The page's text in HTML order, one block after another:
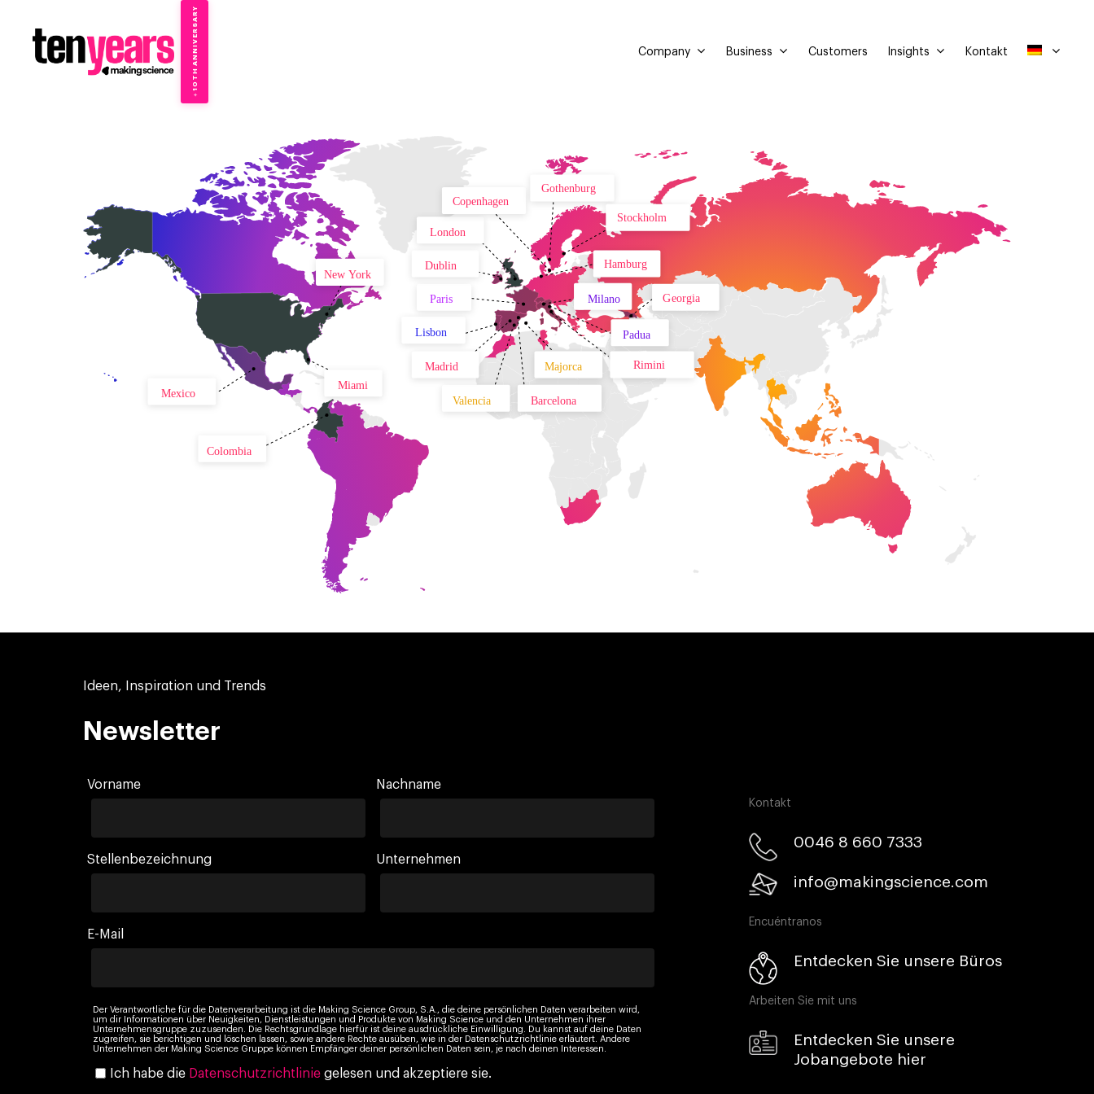
✦
10TH ANNIVERSARY Company Business Customers Insights Kontakt
Mexico
Colombia
New York
Miami
Valencia
Majorca
Madrid
Lisbon
Paris Milano
Padua
Barcelona
Rimini
Dublin
London
Georgia
Copenhagen
Gothenburg
Stockholm
Hamburg
Ideen, Inspiration und Trends
Newsletter
Vorname Nachname
Stellenbezeichnung Unternehmen
E-Mail
Der Verantwortliche für die Datenverarbeitung ist die Making Science Group, S.A., die deine persönlichen Daten verarbeiten wird,
um dir Informationen über Neuigkeiten, Dienstleistungen und Produkte von Making Science und den Unternehmen ihrer
Unternehmensgruppe zuzusenden. Die Rechtsgrundlage hierfür ist deine ausdrückliche Einwilligung. Du kannst auf deine Daten
zugreifen, sie berichtigen und löschen lassen, sowie andere Rechte ausüben, wie in der Datenschutzrichtlinie erläutert. Andere
Unternehmen der Making Science Gruppe können Empfänger deiner persönlichen Daten sein, je nach deinen Interessen.
Ich habe die Datenschutzrichtlinie gelesen und akzeptiere sie.
Kontakt
0046 8 660 7333​
info@makingscience.com
Encuéntranos
Entdecken Sie unsere Büros
Arbeiten Sie mit uns
Entdecken Sie unsere
Jobangebote hier